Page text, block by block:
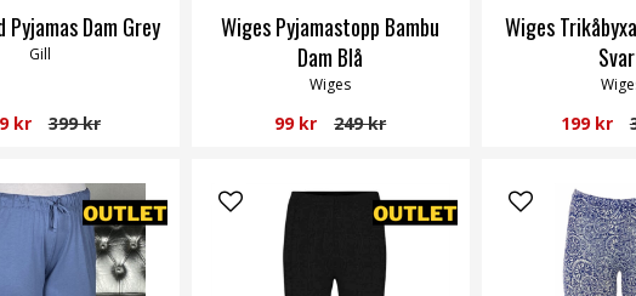
Pyjamas Dam Grey
Gill
kr 399 kr
Wiges Pyjamastopp Bambu
Dam Blå
Wiges
99 kr 249 kr
Wiges
199 kr